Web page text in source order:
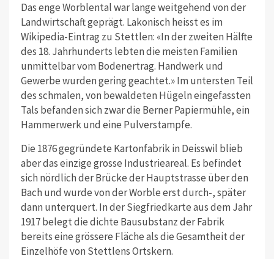
Das enge Worblental war lange weitgehend von der
Landwirtschaft geprägt. Lakonisch heisst es im
Wikipedia-Eintrag zu Stettlen: «In der zweiten Hälfte
des 18. Jahrhunderts lebten die meisten Familien
unmittelbar vom Bodenertrag. Handwerk und
Gewerbe wurden gering geachtet.» Im untersten Teil
des schmalen, von bewaldeten Hügeln eingefassten
Tals befanden sich zwar die Berner Papiermühle, ein
Hammerwerk und eine Pulverstampfe.
Die 1876 gegründete Kartonfabrik in Deisswil blieb
aber das einzige grosse Industrieareal. Es befindet
sich nördlich der Brücke der Hauptstrasse über den
Bach und wurde von der Worble erst durch-, später
dann unterquert. In der Siegfriedkarte aus dem Jahr
1917 belegt die dichte Bausubstanz der Fabrik
bereits eine grössere Fläche als die Gesamtheit der
Einzelhöfe von Stettlens Ortskern.